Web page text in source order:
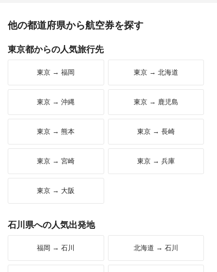
他の都道府県から航空券を探す
東京都からの人気旅行先
東京 → 福岡 東京 → 北海道
東京 → 沖縄 東京 → 鹿児島
東京 → 熊本 東京 → 長崎
東京 → 宮崎 東京 → 兵庫
東京 → 大阪
石川県への人気出発地
福岡 → 石川 北海道 → 石川